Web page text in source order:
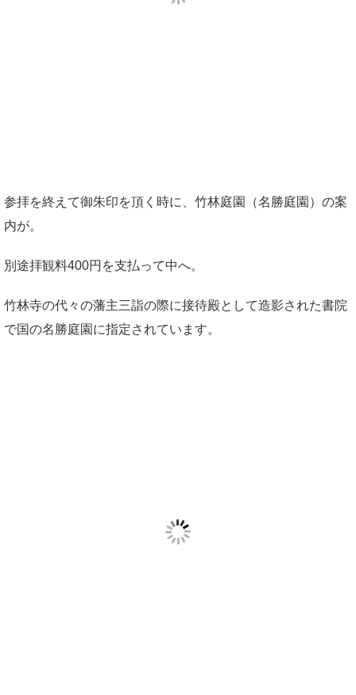
参拝を終えて御朱印を頂く時に、竹林庭園（名勝庭園）の案
内が。
別途拝観料400円を支払って中へ。
竹林寺の代々の藩主三詣の際に接待殿として造影された書院
で国の名勝庭園に指定されています。